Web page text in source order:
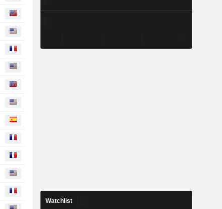
Watchlist